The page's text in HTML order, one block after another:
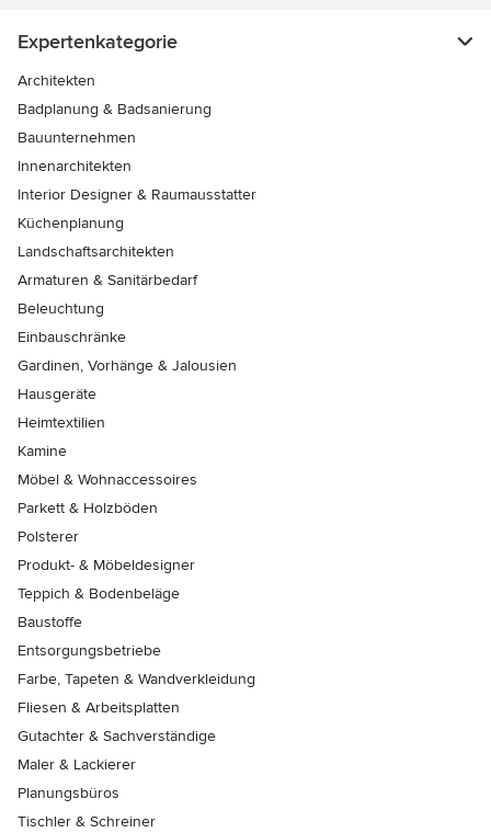
Expertenkategorie
Architekten
Badplanung & Badsanierung
Bauunternehmen
Innenarchitekten
Interior Designer & Raumausstatter
Küchenplanung
Landschaftsarchitekten
Armaturen & Sanitärbedarf
Beleuchtung
Einbauschränke
Gardinen, Vorhänge & Jalousien
Hausgeräte
Heimtextilien
Kamine
Möbel & Wohnaccessoires
Parkett & Holzböden
Polsterer
Produkt- & Möbeldesigner
Teppich & Bodenbeläge
Baustoffe
Entsorgungsbetriebe
Farbe, Tapeten & Wandverkleidung
Fliesen & Arbeitsplatten
Gutachter & Sachverständige
Maler & Lackierer
Planungsbüros
Tischler & Schreiner